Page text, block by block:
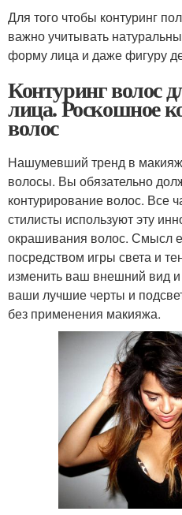
Для того чтобы контуринг
важно учитывать
форму лица и даже фигуру
Контуринг волос
лица. Роскошное
волос
Нашумевший тренд в
волосы. Вы обязательно
контурирование волос. Все
стилисты используют эту
окрашивания волос. Смысл
посредством игры света и
изменить ваш внешний вид
ваши лучшие черты и
без применения макияжа.